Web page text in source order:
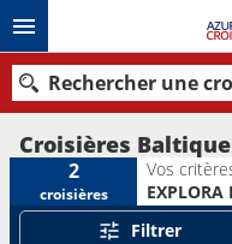
Rechercher une
Nos destinations
Croisières Baltique
2
croisières
Vos
Filtrer